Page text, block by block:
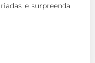
e surpreenda